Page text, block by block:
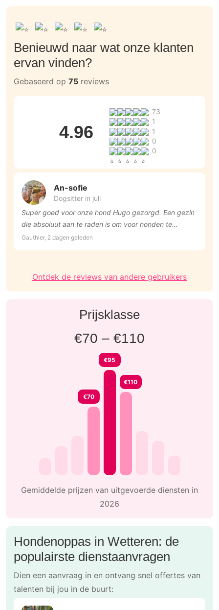
Benieuwd naar wat onze klanten
ervan vinden?
Gebaseerd op 75 reviews
4.96
73
1
1
0
0
An-sofie
Dogsitter in juli
Super goed voor onze hond Hugo gezorgd. Een gezin
die absoluut aan te raden is om voor honden te
zorgen!
Gauthier, 2 dagen geleden
Ontdek de reviews van andere gebruikers
Prijsklasse
€70 – €110
€70
€95
€110
Gemiddelde prijzen van uitgevoerde diensten in
2026
Hondenoppas in Wetteren: de
populairste dienstaanvragen
Dien een aanvraag in en ontvang snel offertes van
talenten bij jou in de buurt: